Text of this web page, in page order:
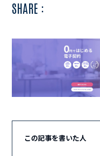
SHARE :
この記事を書いた人